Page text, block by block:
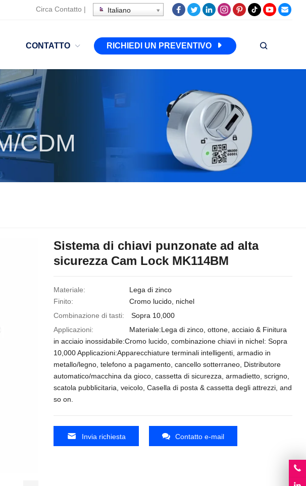
Circa Contatto | Italiano
CONTATTO RICHIEDI UN PREVENTIVO
CDM
Sistema di chiavi punzonate ad alta
sicurezza Cam Lock MK114BM
Materiale:
Lega di zinco
Finito:
Cromo lucido, nichel
Combinazione di tasti:
Sopra 10,000
Applicazioni:
Materiale:Lega di zinco, ottone, acciaio & Finitura
in acciaio inossidabile:Cromo lucido, combinazione chiavi in nichel: Sopra
10,000 Applicazioni:Apparecchiature terminali intelligenti, armadio in
metallo/legno, telefono a pagamento, cancello sotterraneo, Distributore
automatico/macchina da gioco, cassetta di sicurezza, armadietto, scrigno,
scatola pubblicitaria, veicolo, Casella di posta & cassetta degli attrezzi, and
so on.
Invia richiesta Contatto e-mail